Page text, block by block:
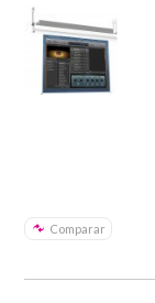
Comparar